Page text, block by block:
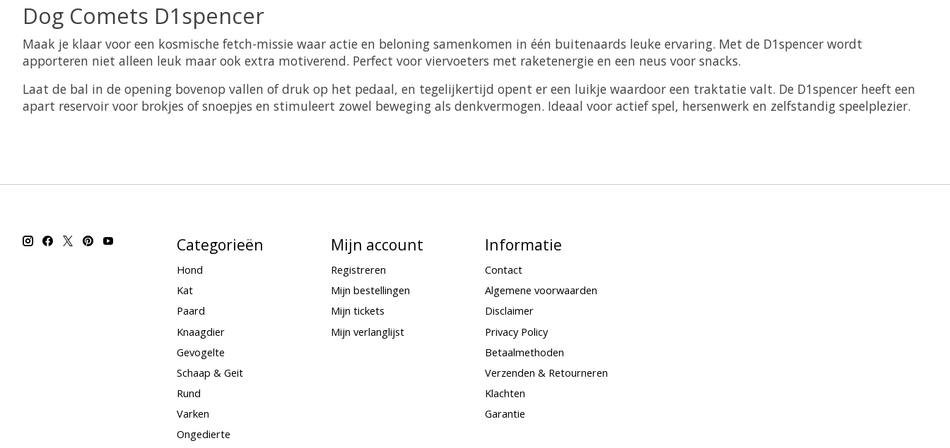
Dog Comets D1spencer
Maak je klaar voor een kosmische fetch-missie waar actie en beloning samenkomen in één buitenaards leuke ervaring. Met de D1spencer wordt
apporteren niet alleen leuk maar ook extra motiverend. Perfect voor viervoeters met raketenergie en een neus voor snacks.
Laat de bal in de opening bovenop vallen of druk op het pedaal, en tegelijkertijd opent er een luikje waardoor een traktatie valt. De D1spencer heeft een
apart reservoir voor brokjes of snoepjes en stimuleert zowel beweging als denkvermogen. Ideaal voor actief spel, hersenwerk en zelfstandig speelplezier.
Categorieën
Hond
Kat
Paard
Knaagdier
Gevogelte
Schaap & Geit
Rund
Varken
Ongedierte
Mijn account
Registreren
Mijn bestellingen
Mijn tickets
Mijn verlanglijst
Informatie
Contact
Algemene voorwaarden
Disclaimer
Privacy Policy
Betaalmethoden
Verzenden & Retourneren
Klachten
Garantie